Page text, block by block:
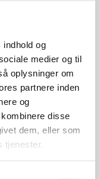
og
medier og til
oplysninger om
partnere inden
og
disse
dem, eller som
tjenester.
det i en gryde,
skræller og
ved svag varme i
kødet i ½ l